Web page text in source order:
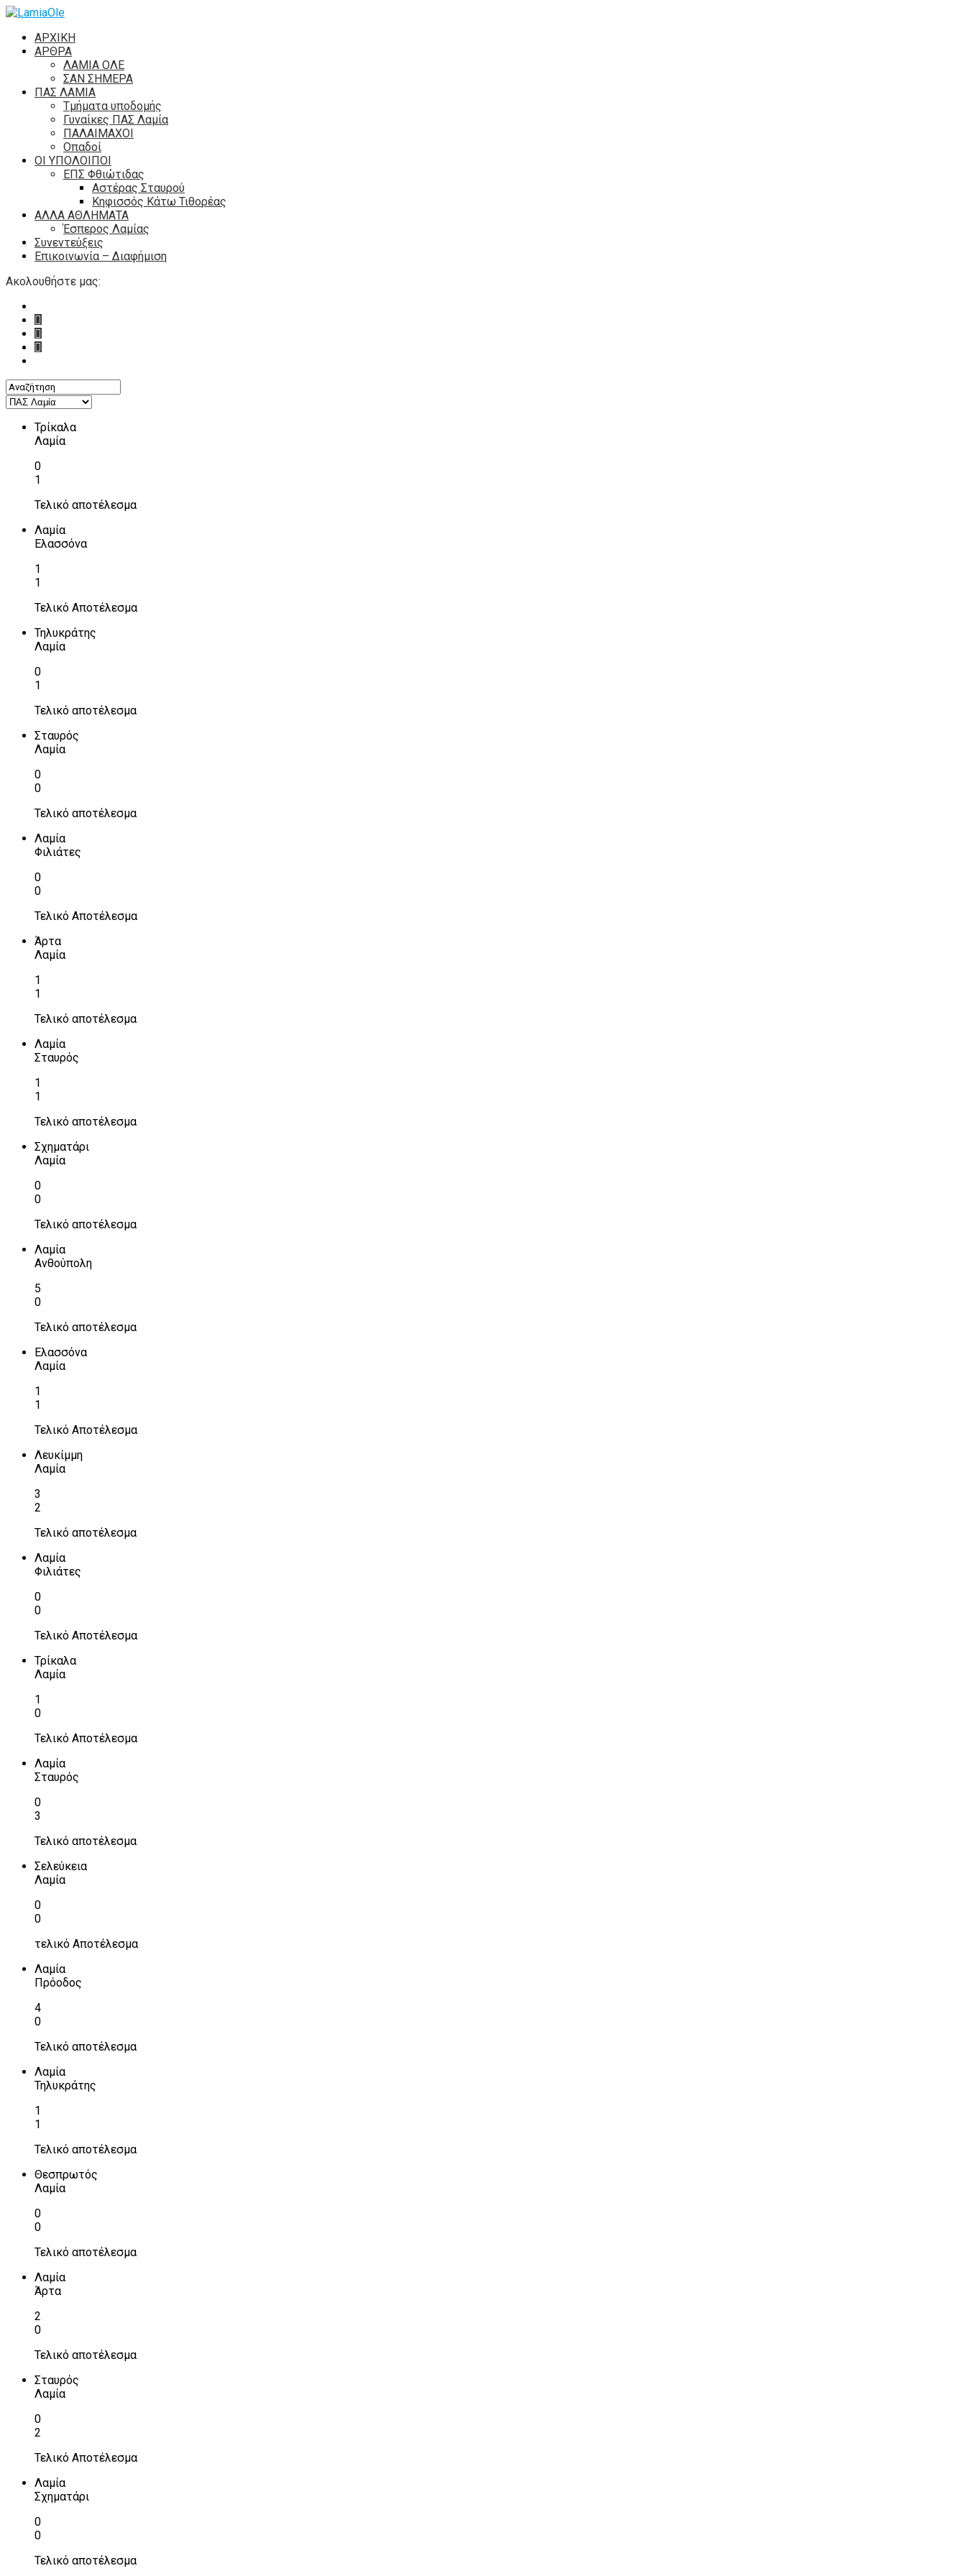
ΑΡΧΙΚΗ
ΑΡΘΡΑ
ΛΑΜΙΑ ΟΛΕ
ΣΑΝ ΣΗΜΕΡΑ
ΠΑΣ ΛΑΜΙΑ
Τμήματα υποδομής
Γυναίκες ΠΑΣ Λαμία
ΠΑΛΑΙΜΑΧΟΙ
Οπαδοί
ΟΙ ΥΠΟΛΟΙΠΟΙ
ΕΠΣ Φθιώτιδας
Αστέρας Σταυρού
Κηφισσός Κάτω Τιθορέας
ΑΛΛΑ ΑΘΛΗΜΑΤΑ
Έσπερος Λαμίας
Συνεντεύξεις
Επικοινωνία – Διαφήμιση
Ακολουθήστε μας:
Τρίκαλα
Λαμία
0
1
Τελικό αποτέλεσμα
Λαμία
Ελασσόνα
1
1
Τελικό Αποτέλεσμα
Τηλυκράτης
Λαμία
0
1
Τελικό αποτέλεσμα
Σταυρός
Λαμία
0
0
Τελικό αποτέλεσμα
Λαμία
Φιλιάτες
0
0
Τελικό Αποτέλεσμα
Άρτα
Λαμία
1
1
Τελικό αποτέλεσμα
Λαμία
Σταυρός
1
1
Τελικό αποτέλεσμα
Σχηματάρι
Λαμία
0
0
Τελικό αποτέλεσμα
Λαμία
Ανθούπολη
5
0
Τελικό αποτέλεσμα
Ελασσόνα
Λαμία
1
1
Τελικό Αποτέλεσμα
Λευκίμμη
Λαμία
3
2
Τελικό αποτέλεσμα
Λαμία
Φιλιάτες
0
0
Τελικό Αποτέλεσμα
Τρίκαλα
Λαμία
1
0
Τελικό Αποτέλεσμα
Λαμία
Σταυρός
0
3
Τελικό αποτέλεσμα
Σελεύκεια
Λαμία
0
0
τελικό Αποτέλεσμα
Λαμία
Πρόοδος
4
0
Τελικό αποτέλεσμα
Λαμία
Τηλυκράτης
1
1
Τελικό αποτέλεσμα
Θεσπρωτός
Λαμία
0
0
Τελικό αποτέλεσμα
Λαμία
Άρτα
2
0
Τελικό αποτέλεσμα
Σταυρός
Λαμία
0
2
Τελικό Αποτέλεσμα
Λαμία
Σχηματάρι
0
0
Τελικό αποτέλεσμα